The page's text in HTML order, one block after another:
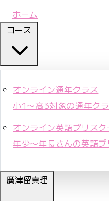
ホーム
コース
オンライン通年クラス
小1〜高3対象の通年ク
オンライン英語プリス
年少〜年長さんの英語
廣津留真理